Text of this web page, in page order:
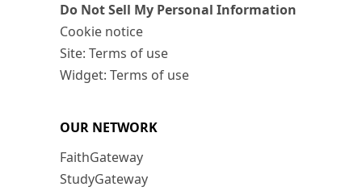
Do Not Sell My Personal Information
Cookie notice
Site: Terms of use
Widget: Terms of use
OUR NETWORK
FaithGateway
StudyGateway